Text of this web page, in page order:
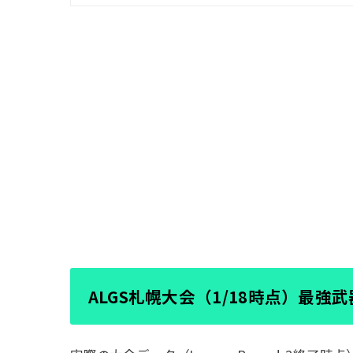
ALGS札幌大会（1/18時点）最強